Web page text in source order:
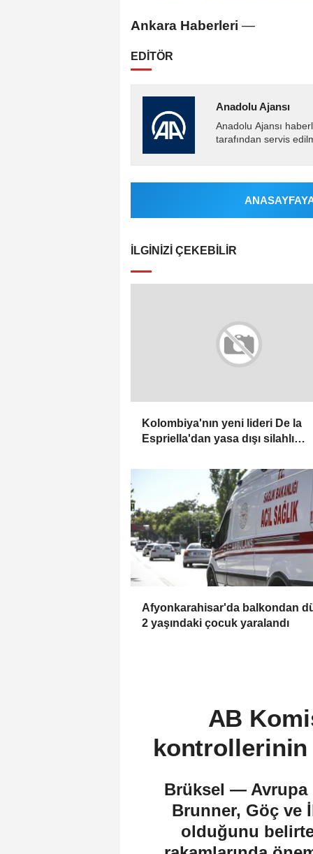
Ankara Haberleri —
EDİTÖR
Anadolu Ajansı
Anadolu Ajansı
tarafından servis
İLGINIZI ÇEKEBILIR
Kolombiya'nın yeni lideri De la
Espriella'dan yasa dışı silahlı
Afyonkarahisar'da balkondan
2 yaşındaki çocuk yaralandı
AB
kontrollerinin
Brüksel — Avrupa
Brunner, Göç ve
olduğunu